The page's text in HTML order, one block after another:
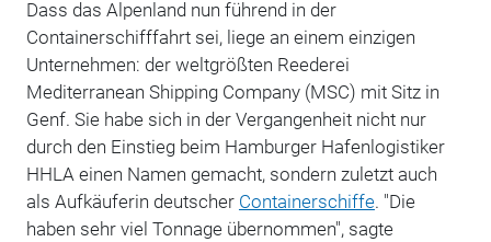
Dass das Alpenland nun führend in der
Containerschifffahrt sei, liege an einem einzigen
Unternehmen: der weltgrößten Reederei
Mediterranean Shipping Company (MSC) mit Sitz in
Genf. Sie habe sich in der Vergangenheit nicht nur
durch den Einstieg beim Hamburger Hafenlogistiker
HHLA einen Namen gemacht, sondern zuletzt auch
als Aufkäuferin deutscher Containerschiffe. "Die
haben sehr viel Tonnage übernommen", sagte